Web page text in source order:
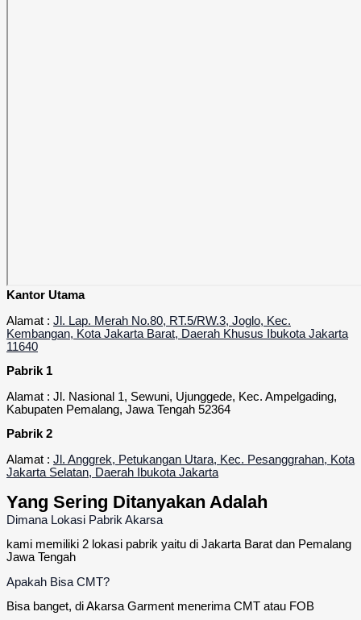
Kantor Utama
Alamat : Jl. Lap. Merah No.80, RT.5/RW.3, Joglo, Kec.
Kembangan, Kota Jakarta Barat, Daerah Khusus Ibukota Jakarta
11640
Pabrik 1
Alamat : Jl. Nasional 1, Sewuni, Ujunggede, Kec. Ampelgading,
Kabupaten Pemalang, Jawa Tengah 52364
Pabrik 2
Alamat : Jl. Anggrek, Petukangan Utara, Kec. Pesanggrahan, Kota
Jakarta Selatan, Daerah Ibukota Jakarta
Yang Sering Ditanyakan Adalah
Dimana Lokasi Pabrik Akarsa
kami memiliki 2 lokasi pabrik yaitu di Jakarta Barat dan Pemalang
Jawa Tengah
Apakah Bisa CMT?
Bisa banget, di Akarsa Garment menerima CMT atau FOB